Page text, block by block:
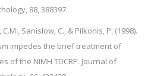
88, 388397.
Sanislow, C., & Pilkonis, P. (1998).
impedes the brief treatment of
of the NIMH TDCRP. Journal of